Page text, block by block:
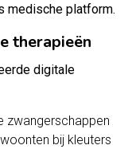
medische platform.
therapieën
digitale
zwangerschappen
bij kleuters